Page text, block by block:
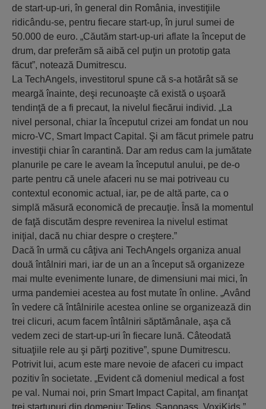
de start-up-uri, în general din România, investiţiile
ridicându-se, pentru fiecare start-up, în jurul sumei de
50.000 de euro. „Căutăm start-up-uri aflate la început de
drum, dar preferăm să aibă cel puţin un prototip gata
făcut”, notează Dumitrescu.
La TechAngels, investitorul spune că s-a hotărât să se
meargă înainte, deşi recunoaşte că există o uşoară
tendinţă de a fi precaut, la nivelul fiecărui individ. „La
nivel personal, chiar la începutul crizei am fondat un nou
micro-VC, Smart Impact Capital. Şi am făcut primele patru
investiţii chiar în carantină. Dar am redus cam la jumătate
planurile pe care le aveam la începutul anului, pe de-o
parte pentru că unele afaceri nu se mai potriveau cu
contextul economic actual, iar, pe de altă parte, ca o
simplă măsură economică de precauţie. Însă la momentul
de faţă discutăm despre revenirea la nivelul estimat
iniţial, dacă nu chiar despre o creştere.”
Dacă în urmă cu câţiva ani TechAngels organiza anual
două întâlniri mari, iar de un an a început să organizeze
mai multe evenimente lunare, de dimensiuni mai mici, în
urma pandemiei acestea au fost mutate în online. „Având
în vedere că întâlnirile acestea online se organizează din
trei clicuri, acum facem întâlniri săptămânale, aşa că
vedem zeci de start-up-uri în fiecare lună. Câteodată
situaţiile rele au şi părţi pozitive”, spune Dumitrescu.
Potrivit lui, acum este mare nevoie de afaceri cu impact
pozitiv în societate. „Evident că domeniul medical a fost
pe val. Numai noi, prin Smart Impact Capital, am finanţat
trei startupuri din domeniu: Telios, Sanopass, VoxiKids.”